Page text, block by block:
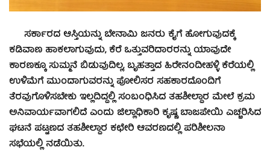
ಸರ್ಕಾರದ ಆಸ್ತಿಯನ್ನು ಬೇನಾಮಿ ಜನರು ಕೈಗೆ ಹೋಗುವುದಕ್ಕೆ
ಕಡಿವಾಣ ಹಾಕಲಾಗುವುದು, ಕೆರೆ ಒತ್ತುವರಿದಾರರನ್ನು ಯಾವುದೇ
ಕಾರಣಕ್ಕೂ ಸುಮ್ಮನೆ ಬಿಡುವುದಿಲ್ಲ, ಬೃಹತ್ತಾದ ಹಿರೇನಂದೀಹಳ್ಳಿ ಕೆರೆಯಲ್ಲಿ
ಉಳಿಮೆಗೆ ಮುಂದಾಗುವರನ್ನು ಪೋಲಿಸರ ಸಹಕಾರದೊಂದಿಗೆ
ತೆರವುಗೊಳಿಸಬೇಕು ಇಲ್ಲದಿದ್ದಲ್ಲಿ ಸಂಬಂಧಿಸಿದ ತಹಶೀಲ್ಧಾರ ಮೇಲೆ ಕ್ರಮ
ಅನಿವಾರ್ಯವಾಗಲಿದೆ ಎಂದು ಜಿಲ್ಲಾಧಿಕಾರಿ ಕೃಷ್ಣ ಬಾಜಪೇಯಿ ಎಚ್ಚರಿಸಿದ
ಘಟನೆ ಪಟ್ಟಣದ ತಹಶೀಲ್ದಾರ ಕಛೇರಿ ಆವರಣದಲ್ಲಿ ಪರಿಶೀಲನಾ
ಸಭೆಯಲ್ಲಿ ನಡೆಯಿತು.